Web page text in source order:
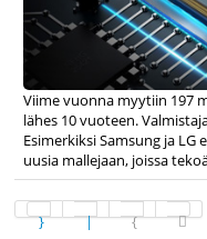
Viime vuonna myytiin 197
lähes 10 vuoteen.
Esimerkiksi Samsung ja LG
uusia mallejaan, joissa